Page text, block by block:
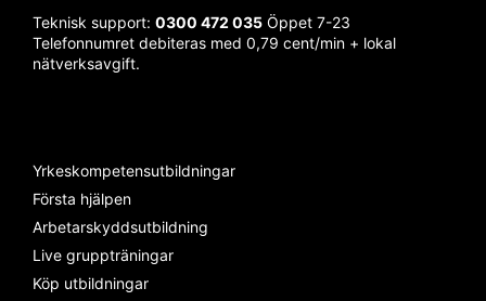
Teknisk support: 0300 472 035 Öppet 7-23
Telefonnumret debiteras med 0,79 cent/min + lokal
nätverksavgift.
Yrkeskompetensutbildningar
Första hjälpen
Arbetarskyddsutbildning
Live gruppträningar
Köp utbildningar